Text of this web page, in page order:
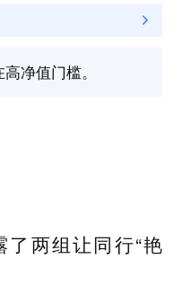
净值门槛。
两组让同行“艳